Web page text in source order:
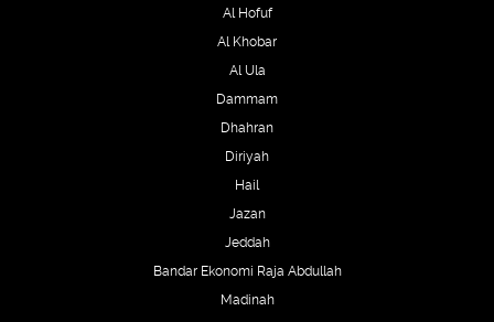
Al Hofuf
Al Khobar
Al Ula
Dammam
Dhahran
Diriyah
Hail
Jazan
Jeddah
Bandar Ekonomi Raja Abdullah
Madinah